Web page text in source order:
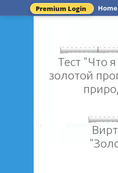
Premium Login Home
Тест "Что
золотой